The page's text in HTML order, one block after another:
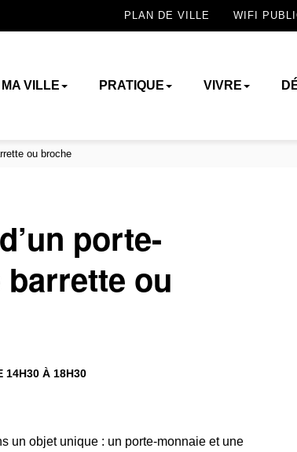
PLAN DE VILLE WIFI
MA VILLE PRATIQUE VIVRE
ou broche
porte-
barrette ou
14H30 À 18H30
un objet unique : un porte-monnaie et une